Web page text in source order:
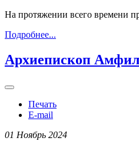
На протяжении всего времени
Подробнее...
Архиепископ
Печать
E-mail
01 Ноябрь 2024